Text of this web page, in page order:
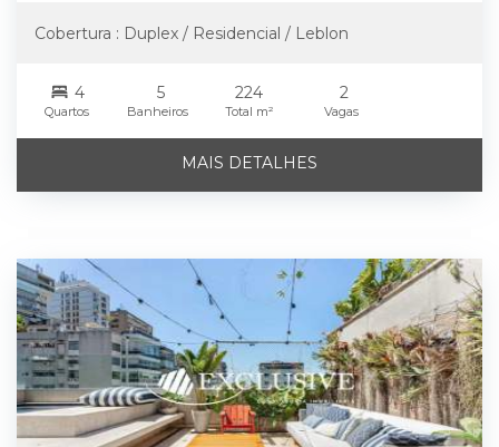
Cobertura : Duplex / Residencial / Leblon
4
Quartos
5
Banheiros
224
Total m²
2
Vagas
MAIS DETALHES